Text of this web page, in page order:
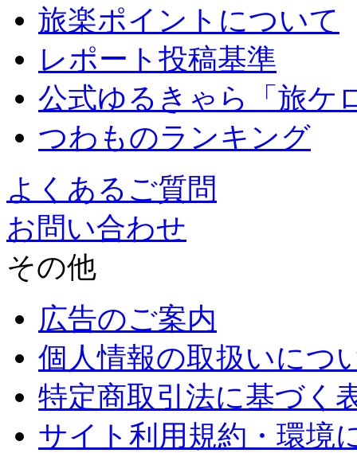
旅楽ポイントについて
レポート投稿基準
公式ゆるきゃら「旅ケ
つわものランキング
よくあるご質問
お問い合わせ
その他
広告のご案内
個人情報の取扱いにつ
特定商取引法に基づく
サイト利用規約・環境